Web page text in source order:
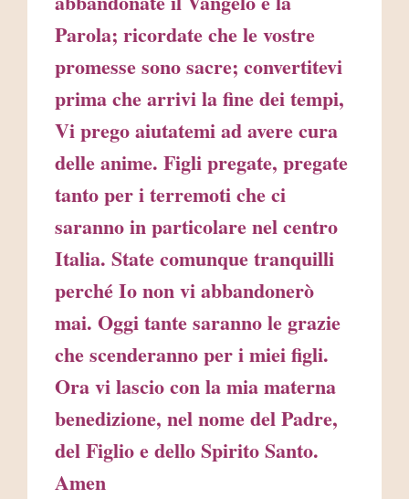
Parola; ricordate che le vostre
promesse sono sacre; convertitevi
prima che arrivi la fine dei tempi,
Vi prego aiutatemi ad avere cura
delle anime. Figli pregate, pregate
tanto per i terremoti che ci
saranno in particolare nel centro
Italia. State comunque tranquilli
perché Io non vi abbandonerò
mai. Oggi tante saranno le grazie
che scenderanno per i miei figli.
Ora vi lascio con la mia materna
benedizione, nel nome del Padre,
del Figlio e dello Spirito Santo.
Amen